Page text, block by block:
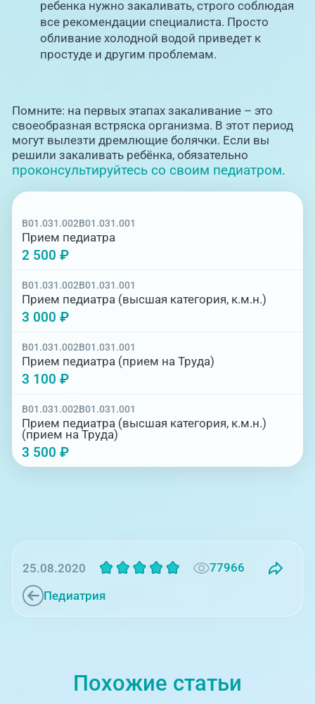
ребенка нужно закаливать, строго соблюдая
все рекомендации специалиста. Просто
обливание холодной водой приведет к
простуде и другим проблемам.
Помните: на первых этапах закаливание – это
своеобразная встряска организма. В этот период
могут вылезти дремлющие болячки. Если вы
решили закаливать ребёнка, обязательно
проконсультируйтесь со своим педиатром.
B01.031.002B01.031.001
Прием педиатра
2 500 ₽
B01.031.002B01.031.001
Прием педиатра (высшая категория, к.м.н.)
3 000 ₽
B01.031.002B01.031.001
Прием педиатра (прием на Труда)
3 100 ₽
B01.031.002B01.031.001
Прием педиатра (высшая категория, к.м.н.)
(прием на Труда)
3 500 ₽
Педиатрия
25.08.2020 77966
Похожие статьи